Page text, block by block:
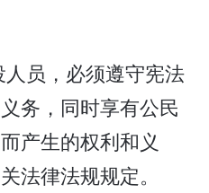
员，必须遵守宪法
务，同时享有公民
产生的权利和义
法律法规规定。